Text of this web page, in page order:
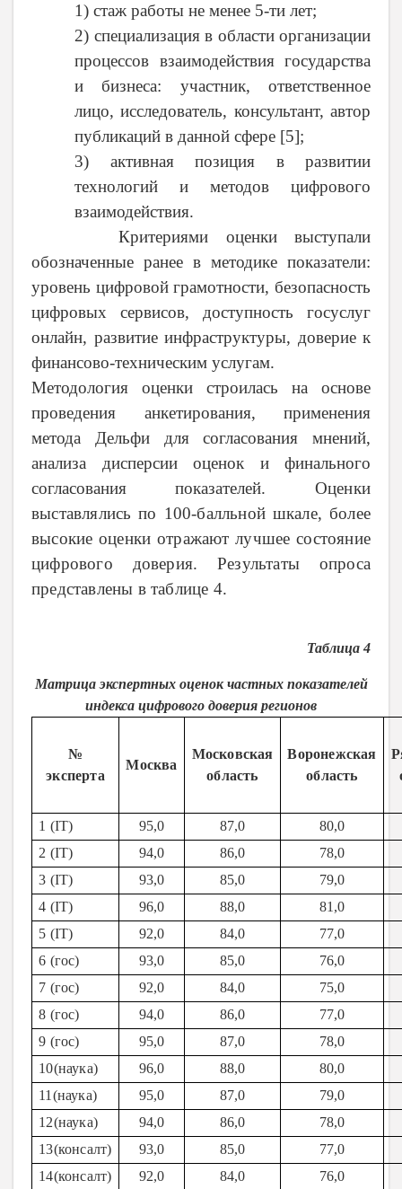
1) стаж работы не менее 5-ти лет;
2) специализация в области организации
процессов взаимодействия государства
и бизнеса: участник, ответственное
лицо, исследователь, консультант, автор
публикаций в данной сфере [5];
3) активная позиция в развитии
технологий и методов цифрового
взаимодействия.
Критериями оценки выступали
обозначенные ранее в методике показатели:
уровень цифровой грамотности, безопасность
цифровых сервисов, доступность госуслуг
онлайн, развитие инфраструктуры, доверие к
финансово-техническим услугам.
Методология оценки строилась на основе
проведения анкетирования, применения
метода Дельфи для согласования мнений,
анализа дисперсии оценок и финального
согласования показателей. Оценки
выставлялись по 100-балльной шкале, более
высокие оценки отражают лучшее состояние
цифрового доверия. Результаты опроса
представлены в таблице 4.
Таблица 4
Матрица экспертных оценок частных показателей
индекса цифрового доверия регионов
№
эксперта
Москва
Московская
область
Воронежская
область
1 (IT) 95,0 87,0
80,0
2 (IT) 94,0 86,0
78,0
3 (IT) 93,0 85,0
79,0
4 (IT) 96,0 88,0
81,0
5 (IT) 92,0 84,0
77,0
6 (гос) 93,0 85,0
76,0
7 (гос) 92,0 84,0
75,0
8 (гос) 94,0 86,0
77,0
9 (гос) 95,0 87,0
78,0
10(наука) 96,0 88,0
80,0
11 (наука) 95,0 87,0
79,0
12(наука) 94,0 86,0
78,0
13(консалт) 93,0 85,0
77,0
14(консалт) 92,0 84,0 76,0